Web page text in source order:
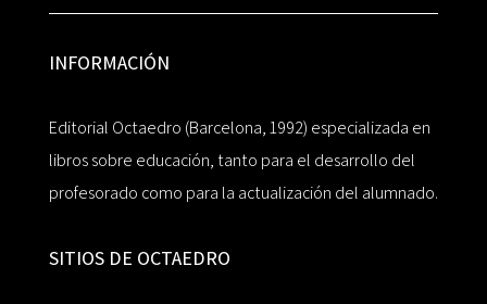
INFORMACIÓN
Editorial Octaedro (Barcelona, 1992) especializada en
libros sobre educación, tanto para el desarrollo del
profesorado como para la actualización del alumnado.
SITIOS DE OCTAEDRO